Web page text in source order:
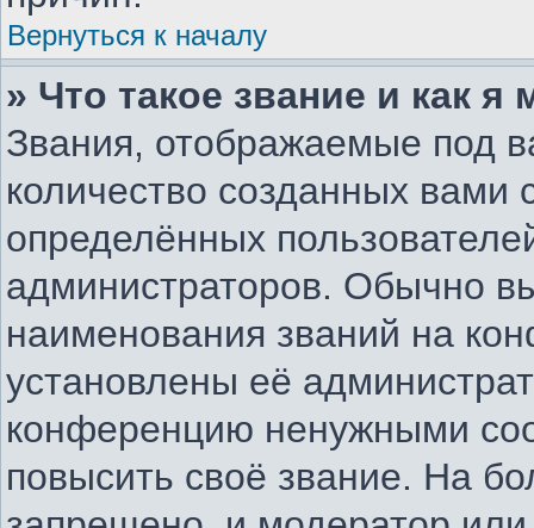
Вернуться к началу
» Что такое звание и как я
Звания, отображаемые под
количество созданных
определённых
администраторов. Обычно
наименования званий на
установлены её
конференцию ненужными
повысить своё звание. На